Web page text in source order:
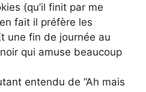
(qu’il finit par me
fait il préfère les
une fin de journée au
qui amuse beaucoup
entendu de “Ah mais